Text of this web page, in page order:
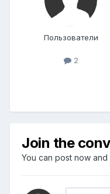
Пользователи
2
Join the
You can post now